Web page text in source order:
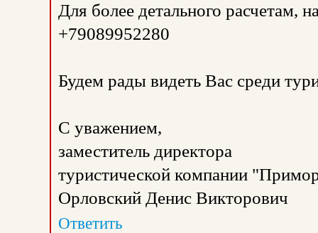
Для более детального расчетам,
+79089952280
Будем рады видеть Вас среди
С уважением,
заместитель директора
туристической компании
Орловский Денис Викторович
Ответить